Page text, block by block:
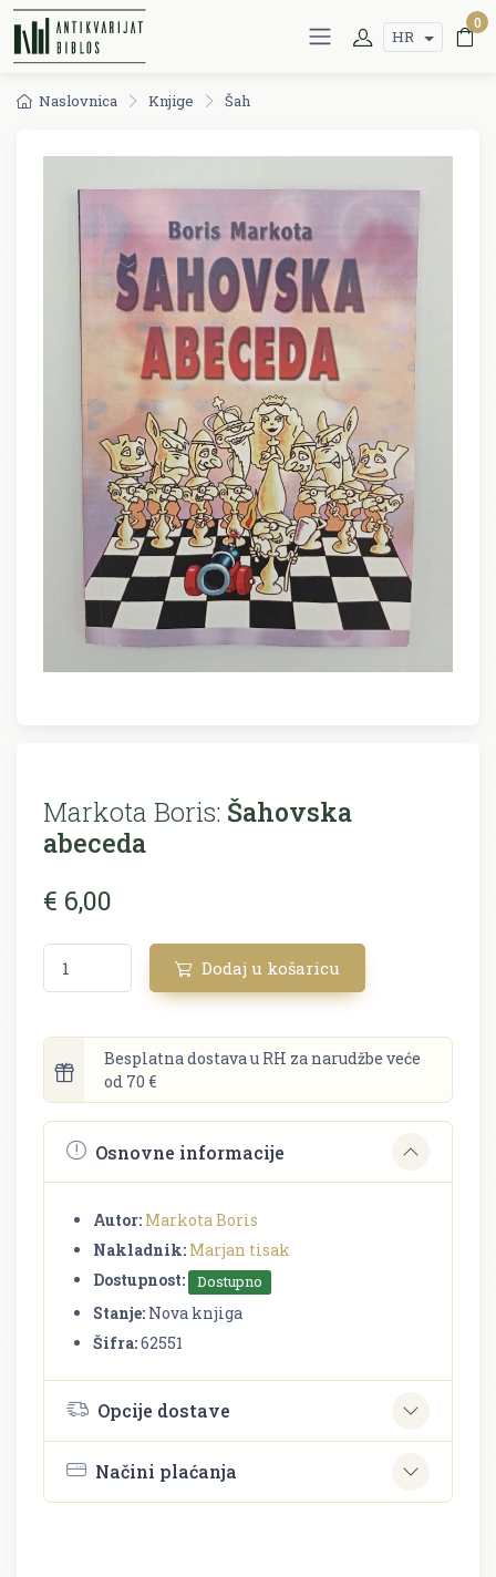
HR
0
Naslovnica Knjige Šah
Markota Boris: Šahovska
abeceda
€ 6,00
Dodaj u košaricu
Besplatna dostava u RH za narudžbe veće
od 70 €
Osnovne informacije
Autor: Markota Boris
Nakladnik: Marjan tisak
Dostupnost:
Dostupno
Stanje: Nova knjiga
Šifra:62551
Opcije dostave
Načini plaćanja